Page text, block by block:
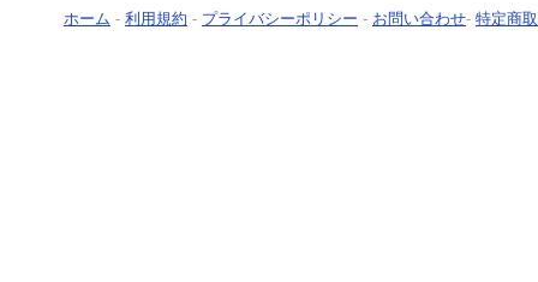
ホーム - 利用規約 - プライバシーポリシー - お問い合わせ- 特定商